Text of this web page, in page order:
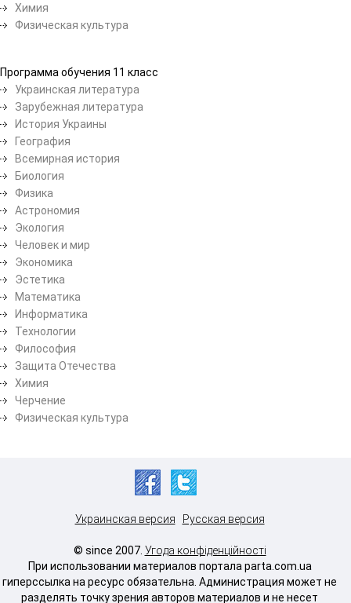
Химия
Физическая культура
Программа обучения 11 класс
Украинская литература
Зарубежная литература
История Украины
География
Всемирная история
Биология
Физика
Астрономия
Экология
Человек и мир
Экономика
Эстетика
Математика
Информатика
Технологии
Философия
Защита Отечества
Химия
Черчение
Физическая культура
Украинская версия Русская версия
© since 2007. Угода конфіденційності
При использовании материалов портала parta.com.ua
гиперссылка на ресурс обязательна. Администрация может не
разделять точку зрения авторов материалов и не несет